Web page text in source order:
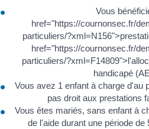
Vous
href="https://cournonsec.fr/
particuliers/
href="https://cournonsec.fr/
particuliers/
handicapé
Vous avez 1 enfant à charge d'au
pas droit aux prestations
Vous êtes mariés, sans enfant à
de l'aide durant une période